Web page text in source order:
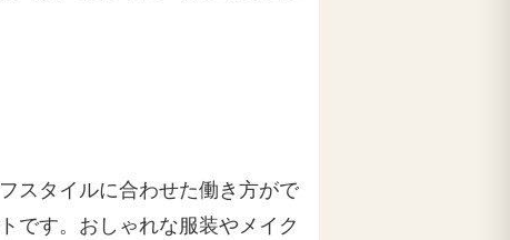
スタイルに合わせた働き方がで
です。おしゃれな服装やメイク